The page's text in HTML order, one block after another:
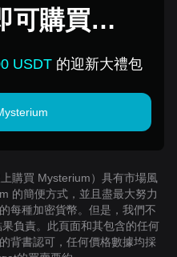
可購買
USDT的迎新大禮包
購買 Mysterium）具有市場風
的簡便方式，並且盡最大努力
每種加密貨幣。但是，我們不
負責。此頁面和其包含的任何
背書認可，任何價格數據均採